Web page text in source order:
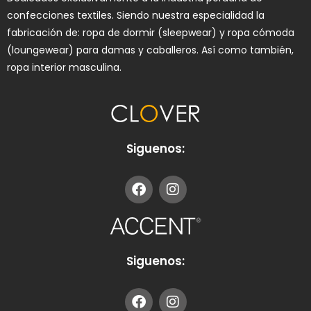
confecciones textiles. Siendo nuestra especialidad la
fabricación de: ropa de dormir (sleepwear) y ropa cómoda
(loungewear) para damas y caballeros. Así como también,
ropa interior masculina.
Siguenos:
Siguenos: